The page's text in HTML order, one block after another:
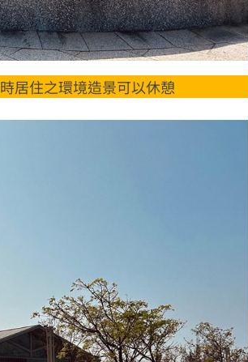
居住之環境造景可以休憩